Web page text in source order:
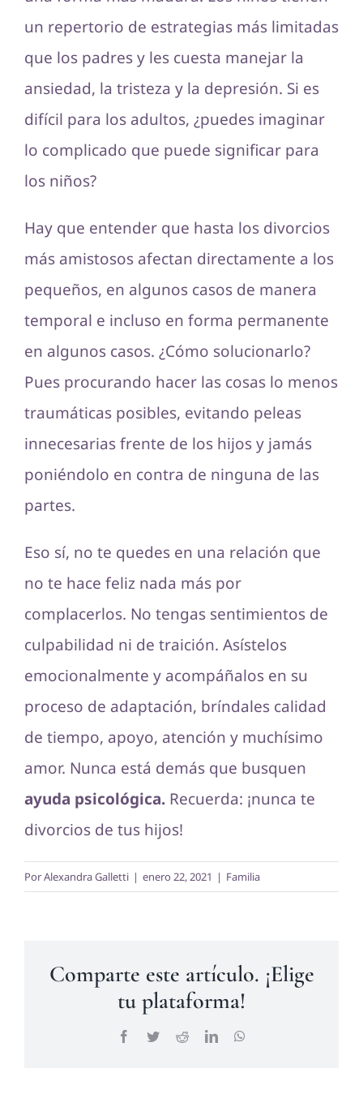
un repertorio de estrategias más limitadas
que los padres y les cuesta manejar la
ansiedad, la tristeza y la depresión. Si es
difícil para los adultos, ¿puedes imaginar
lo complicado que puede significar para
los niños?
Hay que entender que hasta los divorcios
más amistosos afectan directamente a los
pequeños, en algunos casos de manera
temporal e incluso en forma permanente
en algunos casos. ¿Cómo solucionarlo?
Pues procurando hacer las cosas lo menos
traumáticas posibles, evitando peleas
innecesarias frente de los hijos y jamás
poniéndolo en contra de ninguna de las
partes.
Eso sí, no te quedes en una relación que
no te hace feliz nada más por
complacerlos. No tengas sentimientos de
culpabilidad ni de traición. Asístelos
emocionalmente y acompáñalos en su
proceso de adaptación, bríndales calidad
de tiempo, apoyo, atención y muchísimo
amor. Nunca está demás que busquen
ayuda psicológica. Recuerda: ¡nunca te
divorcios de tus hijos!
PorAlexandra Galletti | enero 22, 2021 | Familia
Comparte este artículo. ¡Elige
tu plataforma!
Facebook
TwitterRedditLinkedIn